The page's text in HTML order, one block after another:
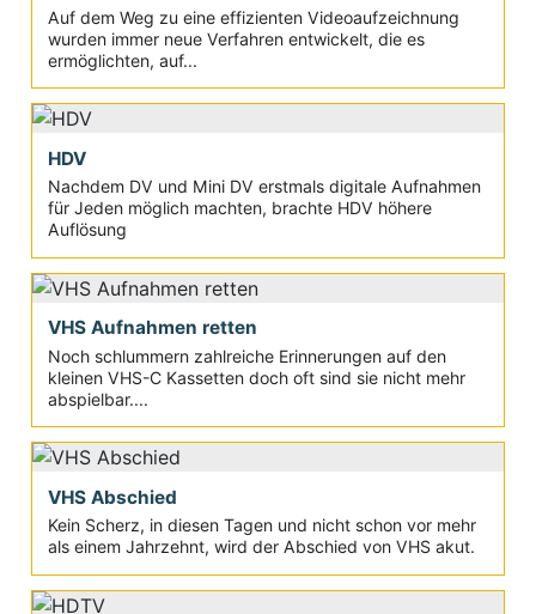
Auf dem Weg zu eine effizienten Videoaufzeichnung
wurden immer neue Verfahren entwickelt, die es
ermöglichten, auf...
HDV
Nachdem DV und Mini DV erstmals digitale Aufnahmen
für Jeden möglich machten, brachte HDV höhere
Auflösung
VHS Aufnahmen retten
Noch schlummern zahlreiche Erinnerungen auf den
kleinen VHS-C Kassetten doch oft sind sie nicht mehr
abspielbar....
VHS Abschied
Kein Scherz, in diesen Tagen und nicht schon vor mehr
als einem Jahrzehnt, wird der Abschied von VHS akut.